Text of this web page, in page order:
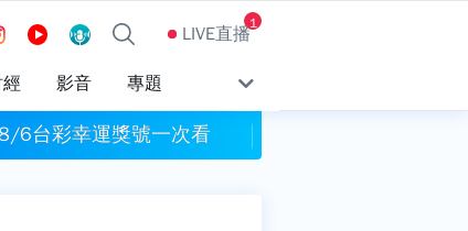
LIVE直播1
影音 專題
6台彩幸運獎號一次看